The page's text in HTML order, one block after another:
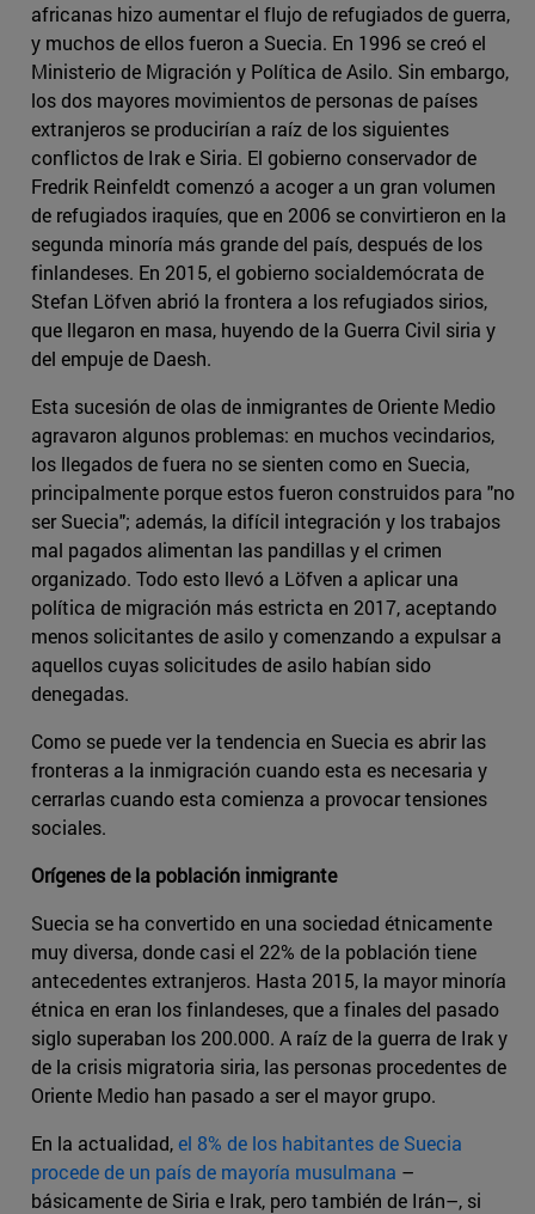
africanas hizo aumentar el flujo de refugiados de guerra,
y muchos de ellos fueron a Suecia. En 1996 se creó el
Ministerio de Migración y Política de Asilo. Sin embargo,
los dos mayores movimientos de personas de países
extranjeros se producirían a raíz de los siguientes
conflictos de Irak e Siria. El gobierno conservador de
Fredrik Reinfeldt comenzó a acoger a un gran volumen
de refugiados iraquíes, que en 2006 se convirtieron en la
segunda minoría más grande del país, después de los
finlandeses. En 2015, el gobierno socialdemócrata de
Stefan Löfven abrió la frontera a los refugiados sirios,
que llegaron en masa, huyendo de la Guerra Civil siria y
del empuje de Daesh.
Esta sucesión de olas de inmigrantes de Oriente Medio
agravaron algunos problemas: en muchos vecindarios,
los llegados de fuera no se sienten como en Suecia,
principalmente porque estos fueron construidos para "no
ser Suecia"; además, la difícil integración y los trabajos
mal pagados alimentan las pandillas y el crimen
organizado. Todo esto llevó a Löfven a aplicar una
política de migración más estricta en 2017, aceptando
menos solicitantes de asilo y comenzando a expulsar a
aquellos cuyas solicitudes de asilo habían sido
denegadas.
Como se puede ver la tendencia en Suecia es abrir las
fronteras a la inmigración cuando esta es necesaria y
cerrarlas cuando esta comienza a provocar tensiones
sociales.
Orígenes de la población inmigrante
Suecia se ha convertido en una sociedad étnicamente
muy diversa, donde casi el 22% de la población tiene
antecedentes extranjeros. Hasta 2015, la mayor minoría
étnica en eran los finlandeses, que a finales del pasado
siglo superaban los 200.000. A raíz de la guerra de Irak y
de la crisis migratoria siria, las personas procedentes de
Oriente Medio han pasado a ser el mayor grupo.
En la actualidad,el 8% de los habitantes de Suecia
procede de un país de mayoría musulmana –
básicamente de Siria e Irak, pero también de Irán–, si